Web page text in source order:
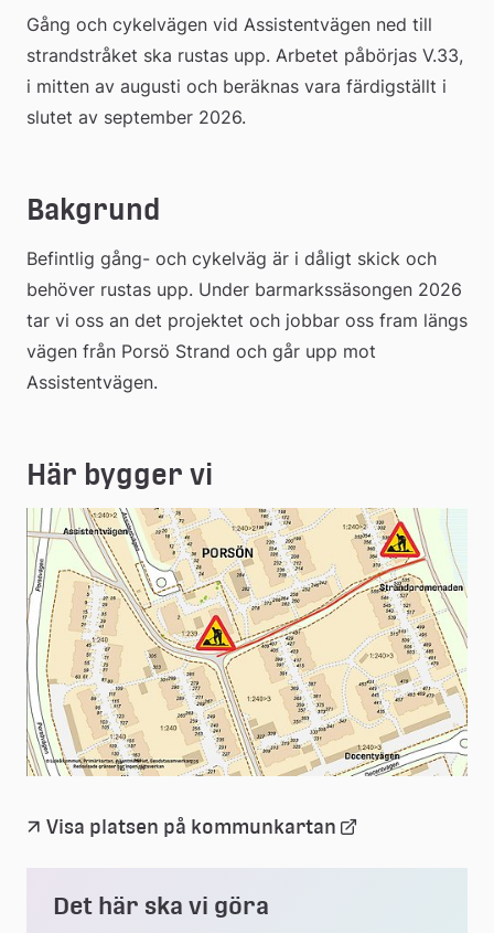
Gång och cykelvägen vid Assistentvägen ned till
strandstråket ska rustas upp. Arbetet påbörjas V.33,
i mitten av augusti och beräknas vara färdigställt i
slutet av september 2026.
Bakgrund
Befintlig gång- och cykelväg är i dåligt skick och
behöver rustas upp. Under barmarkssäsongen 2026
tar vi oss an det projektet och jobbar oss fram längs
vägen från Porsö Strand och går upp mot
Assistentvägen.
Här bygger vi
Visa platsen på kommunkartan Länk
Det här ska vi göra